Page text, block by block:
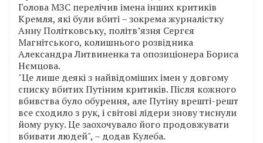
Голова МЗС перелічив імена інших критиків
Кремля, які були вбиті – зокрема журналістку
Анну Політковську, політв’язня Сергєя
Магнітського, колишнього розвідника
Александра Литвиненка та опозиціонера Бориса
Нємцова.
"Це лише деякі з найвідоміших імен у довгому
списку вбитих Путіним критиків. Після кожного
вбивства було обурення, але Путіну врешті-решт
все сходило з рук, і світові лідери знову тиснули
йому руку. Це заохочувало його продовжувати
вбивати людей", – додав Кулеба.